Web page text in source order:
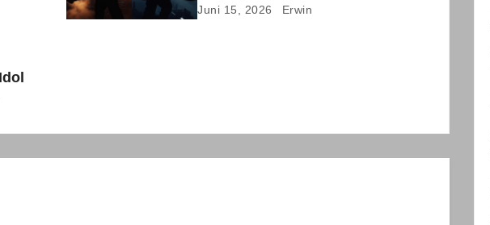
wieder zusammen auf einem
Juni 15, 2026 Erwin